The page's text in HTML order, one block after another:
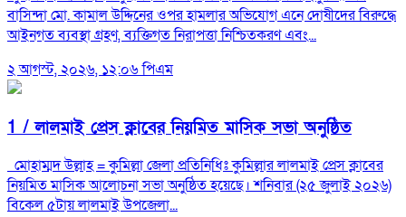
বাসিন্দা মো. কামাল উদ্দিনের ওপর হামলার অভিযোগ এনে দোষীদের বিরুদ্ধে
আইনগত ব্যবস্থা গ্রহণ, ব্যক্তিগত নিরাপত্তা নিশ্চিতকরণ এবং...
২ আগস্ট, ২০২৬, ১২:০৬ পিএম
1 /লালমাই প্রেস ক্লাবের নিয়মিত মাসিক সভা অনুষ্ঠিত
মোহাম্মদ উল্লাহ = কুমিল্লা জেলা প্রতিনিধিঃ কুমিল্লার লালমাই প্রেস ক্লাবের
নিয়মিত মাসিক আলোচনা সভা অনুষ্ঠিত হয়েছে। শনিবার (২৫ জুলাই ২০২৬)
বিকেল ৫টায় লালমাই উপজেলা...